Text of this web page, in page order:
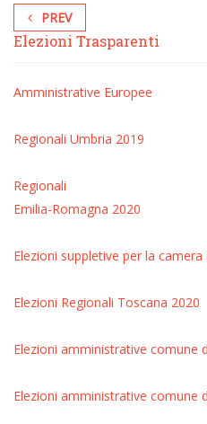
PREV
Elezioni Trasparenti
Amministrative Europee
Regionali Umbria 2019
Regionali
Emilia-Romagna 2020
Elezioni suppletive per la
Elezioni Regionali Toscana 2020
Elezioni amministrative comune
Elezioni amministrative comune